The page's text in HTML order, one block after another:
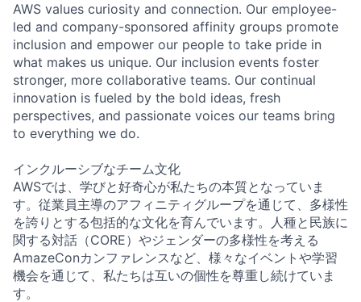
AWS values curiosity and connection. Our employee-
led and company-sponsored affinity groups promote
inclusion and empower our people to take pride in
what makes us unique. Our inclusion events foster
stronger, more collaborative teams. Our continual
innovation is fueled by the bold ideas, fresh
perspectives, and passionate voices our teams bring
to everything we do.
インクルーシブなチーム文化
AWSでは、学びと好奇心が私たちの本質となっていま
す。従業員主導のアフィニティグループを通じて、多様性
を誇りとする包括的な文化を育んでいます。人種と民族に
関する対話（CORE）やジェンダーの多様性を考える
AmazeConカンファレンスなど、様々なイベントや学習
機会を通じて、私たちは互いの個性を尊重し続けていま
す。